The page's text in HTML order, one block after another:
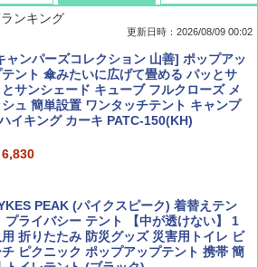
PAL(ビ-パル) 2026年 9 月号【特別付録:
ミニマル"旅"財布 ランダム2種】
1,500
713
地球の歩き方 チェンマイ タイ北部の魅
的な町 2026～2027 地球の歩き方D アジア
2,079
2,695
ンキング
更新日時：2026/08/09 00:02
ャンパーズコレクション 山善] ポップアッ
テント 傘みたいに広げて畳める パッとサ
とサンシェード キューブ フルクローズ メ
シュ 簡単設置 ワンタッチテント キャンプ
イキング カーキ PATC-150(KH)
6,830
PEAK (パイクスピーク) 着替えテン
プライバシー テント 【中が透けない】 1
用 折りたたみ 防災グッズ 災害用トイレ ビ
チ ピクニック ポップアップテント 携帯 簡